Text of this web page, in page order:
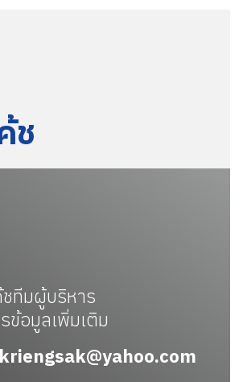
ช
ชทีมผู้บริหาร
ข้อมูลเพิ่มเติม